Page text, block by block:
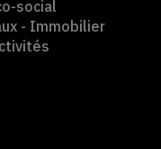
social
- Immobilier